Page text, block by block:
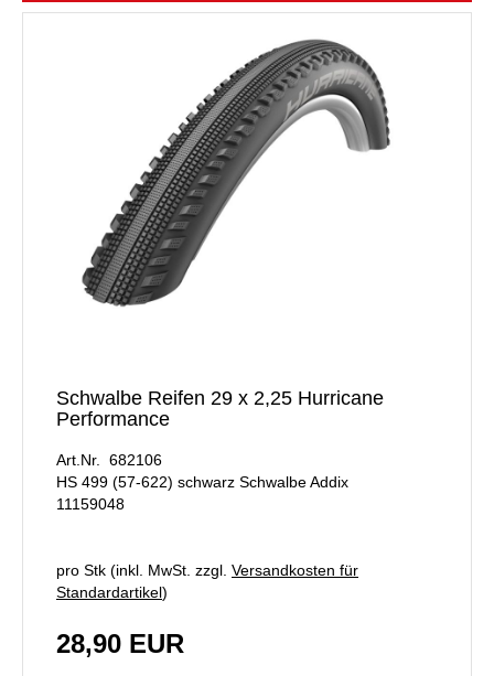
Schwalbe Reifen 29 x 2,25 Hurricane
Performance
Art.Nr. 682106
HS 499 (57-622) schwarz Schwalbe Addix
11159048
pro Stk (inkl. MwSt. zzgl. Versandkosten für
Standardartikel)
28,90 EUR